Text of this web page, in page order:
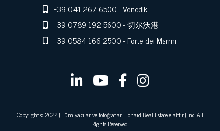
+39 041 267 6500- Venedik
+39 0789 192 5600- 切尔沃港
+39 0584 166 2500- Forte dei Marmi
Copyright © 2022 | Tüm yazılar ve fotoğraflar Lionard Real Estate'e aittir | Inc. All
Rights Reserved.